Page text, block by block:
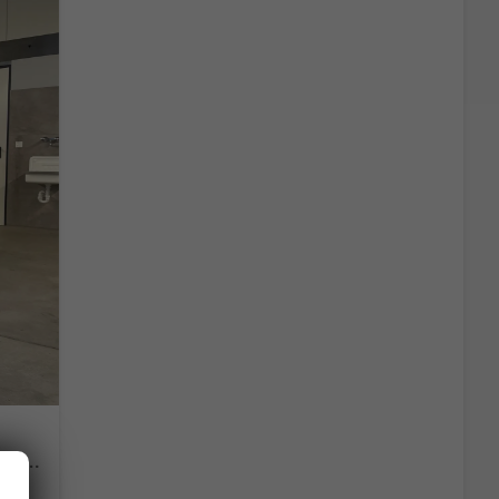
Comfortline 150PS 7Si+IQ.Light+TrailerAss+Cam+Navi+Kamera+Alarm+Kessy+App-Connect